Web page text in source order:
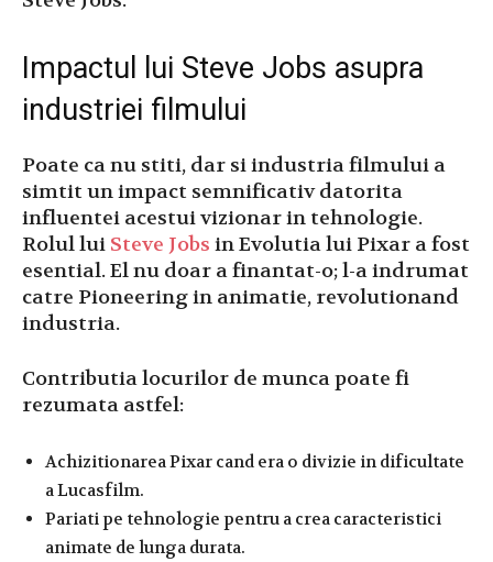
Impactul lui Steve Jobs asupra
industriei filmului
Poate ca nu stiti, dar si industria filmului a
simtit un impact semnificativ datorita
influentei acestui vizionar in tehnologie.
Rolul lui Steve Jobs in Evolutia lui Pixar a fost
esential. El nu doar a finantat-o; l-a indrumat
catre Pioneering in animatie, revolutionand
industria.
Contributia locurilor de munca poate fi
rezumata astfel:
Achizitionarea Pixar cand era o divizie in dificultate
a Lucasfilm.
Pariati pe tehnologie pentru a crea caracteristici
animate de lunga durata.